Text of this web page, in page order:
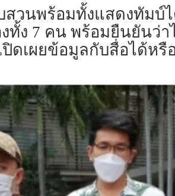
วน​พร้อม​ทั้งแสดง​ทัมบ์
ง 7 คน​ พร้อมยืนยันว่
ดเผยข้อมูลกับสื่อได้หรื